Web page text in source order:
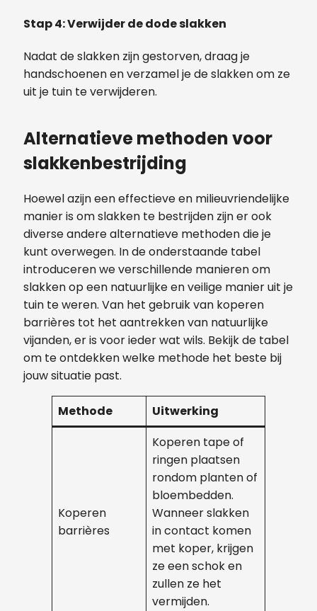
Stap 4: Verwijder de dode slakken
Nadat de slakken zijn gestorven, draag je
handschoenen en verzamel je de slakken om ze
uit je tuin te verwijderen.
Alternatieve methoden voor
slakkenbestrijding
Hoewel azijn een effectieve en milieuvriendelijke
manier is om slakken te bestrijden zijn er ook
diverse andere alternatieve methoden die je
kunt overwegen. In de onderstaande tabel
introduceren we verschillende manieren om
slakken op een natuurlijke en veilige manier uit je
tuin te weren. Van het gebruik van koperen
barrières tot het aantrekken van natuurlijke
vijanden, er is voor ieder wat wils. Bekijk de tabel
om te ontdekken welke methode het beste bij
jouw situatie past.
Methode Uitwerking
Koperen
barrières
Koperen tape of
ringen plaatsen
rondom planten of
bloembedden.
Wanneer slakken
in contact komen
met koper, krijgen
ze een schok en
zullen ze het
vermijden.